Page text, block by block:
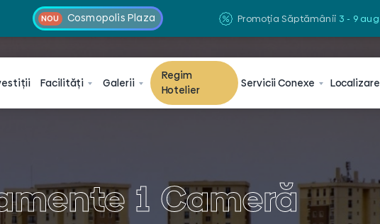
NOU Cosmopolis Plaza Promoția Săptămânii 3 - 9 aug.
Facilități Galerii
Regim
Hotelier
ServiciiConexe Localizare
1 Cameră